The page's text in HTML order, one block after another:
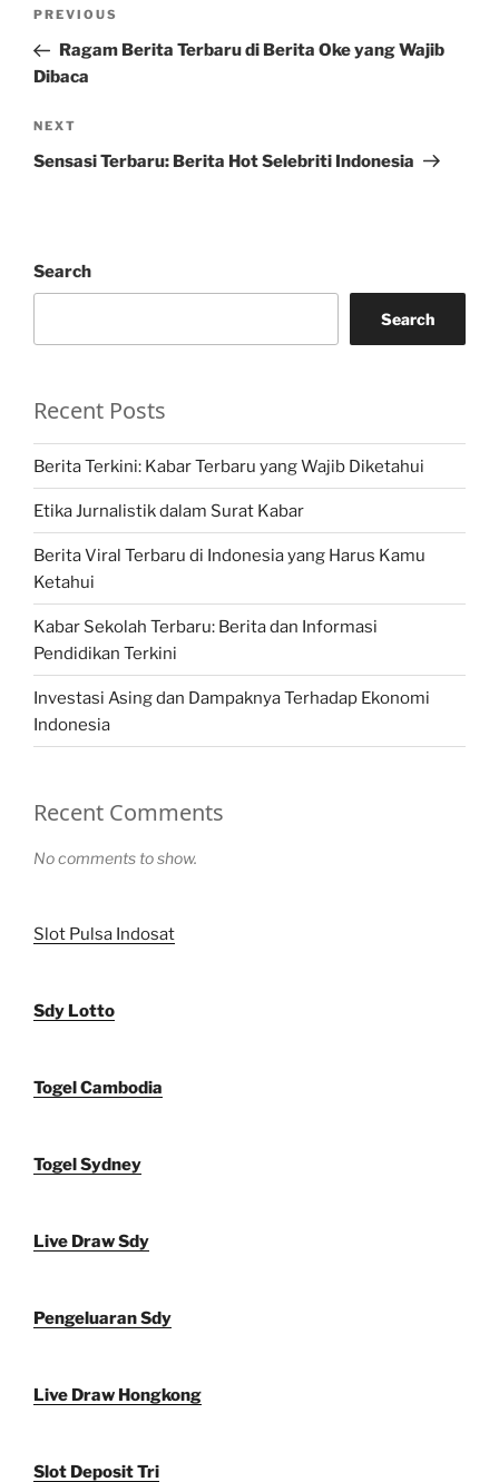
Previous
Post
PREVIOUS
Ragam Berita Terbaru di Berita Oke yang Wajib
Dibaca
Next
Post
NEXT
Sensasi Terbaru: Berita Hot Selebriti Indonesia
Search
Search
Recent Posts
Berita Terkini: Kabar Terbaru yang Wajib Diketahui
Etika Jurnalistik dalam Surat Kabar
Berita Viral Terbaru di Indonesia yang Harus Kamu
Ketahui
Kabar Sekolah Terbaru: Berita dan Informasi
Pendidikan Terkini
Investasi Asing dan Dampaknya Terhadap Ekonomi
Indonesia
Recent Comments
No comments to show.
Slot Pulsa Indosat
Sdy Lotto
Togel Cambodia
Togel Sydney
Live Draw Sdy
Pengeluaran Sdy
Live Draw Hongkong
Slot Deposit Tri